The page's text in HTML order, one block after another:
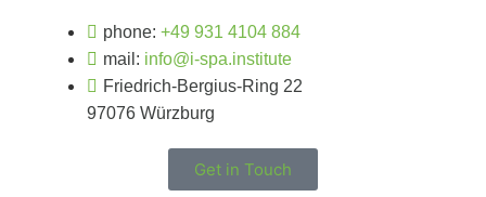
phone: +49 931 4104 884
mail: info@i-spa.institute
Friedrich-Bergius-Ring 22
97076 Würzburg
Get in Touch